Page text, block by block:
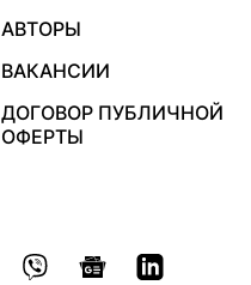
АВТОРЫ
ВАКАНСИИ
ДОГОВОР ПУБЛИЧНОЙ
ОФЕРТЫ